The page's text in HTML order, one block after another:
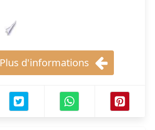
Plus d'informations